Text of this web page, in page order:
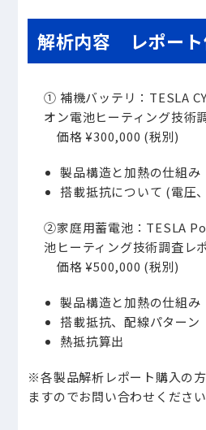
解析内容 レポート
① 補機バッテリ：TESLA
オン電池ヒーティング技術
価格 ¥300,000 (税別)
製品構造と加熱の仕組み
搭載抵抗について (電圧
②家庭用蓄電池：TESLA
池ヒーティング技術調査レ
価格 ¥500,000 (税別)
製品構造と加熱の仕組み
搭載抵抗、配線パターン
熱抵抗算出
※各製品解析レポート購入の
ますのでお問い合わせください